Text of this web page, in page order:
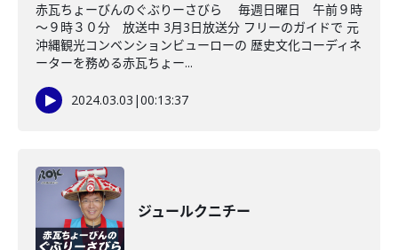
赤瓦ちょーびんのぐぶりーさびら 毎週日曜日 午前９時
～９時３０分 放送中 3月3日放送分 フリーのガイドで 元
沖縄観光コンベンションビューローの 歴史文化コーディネ
ーターを務める赤瓦ちょー...
2024.03.03 |00:13:37
ジュールクニチー